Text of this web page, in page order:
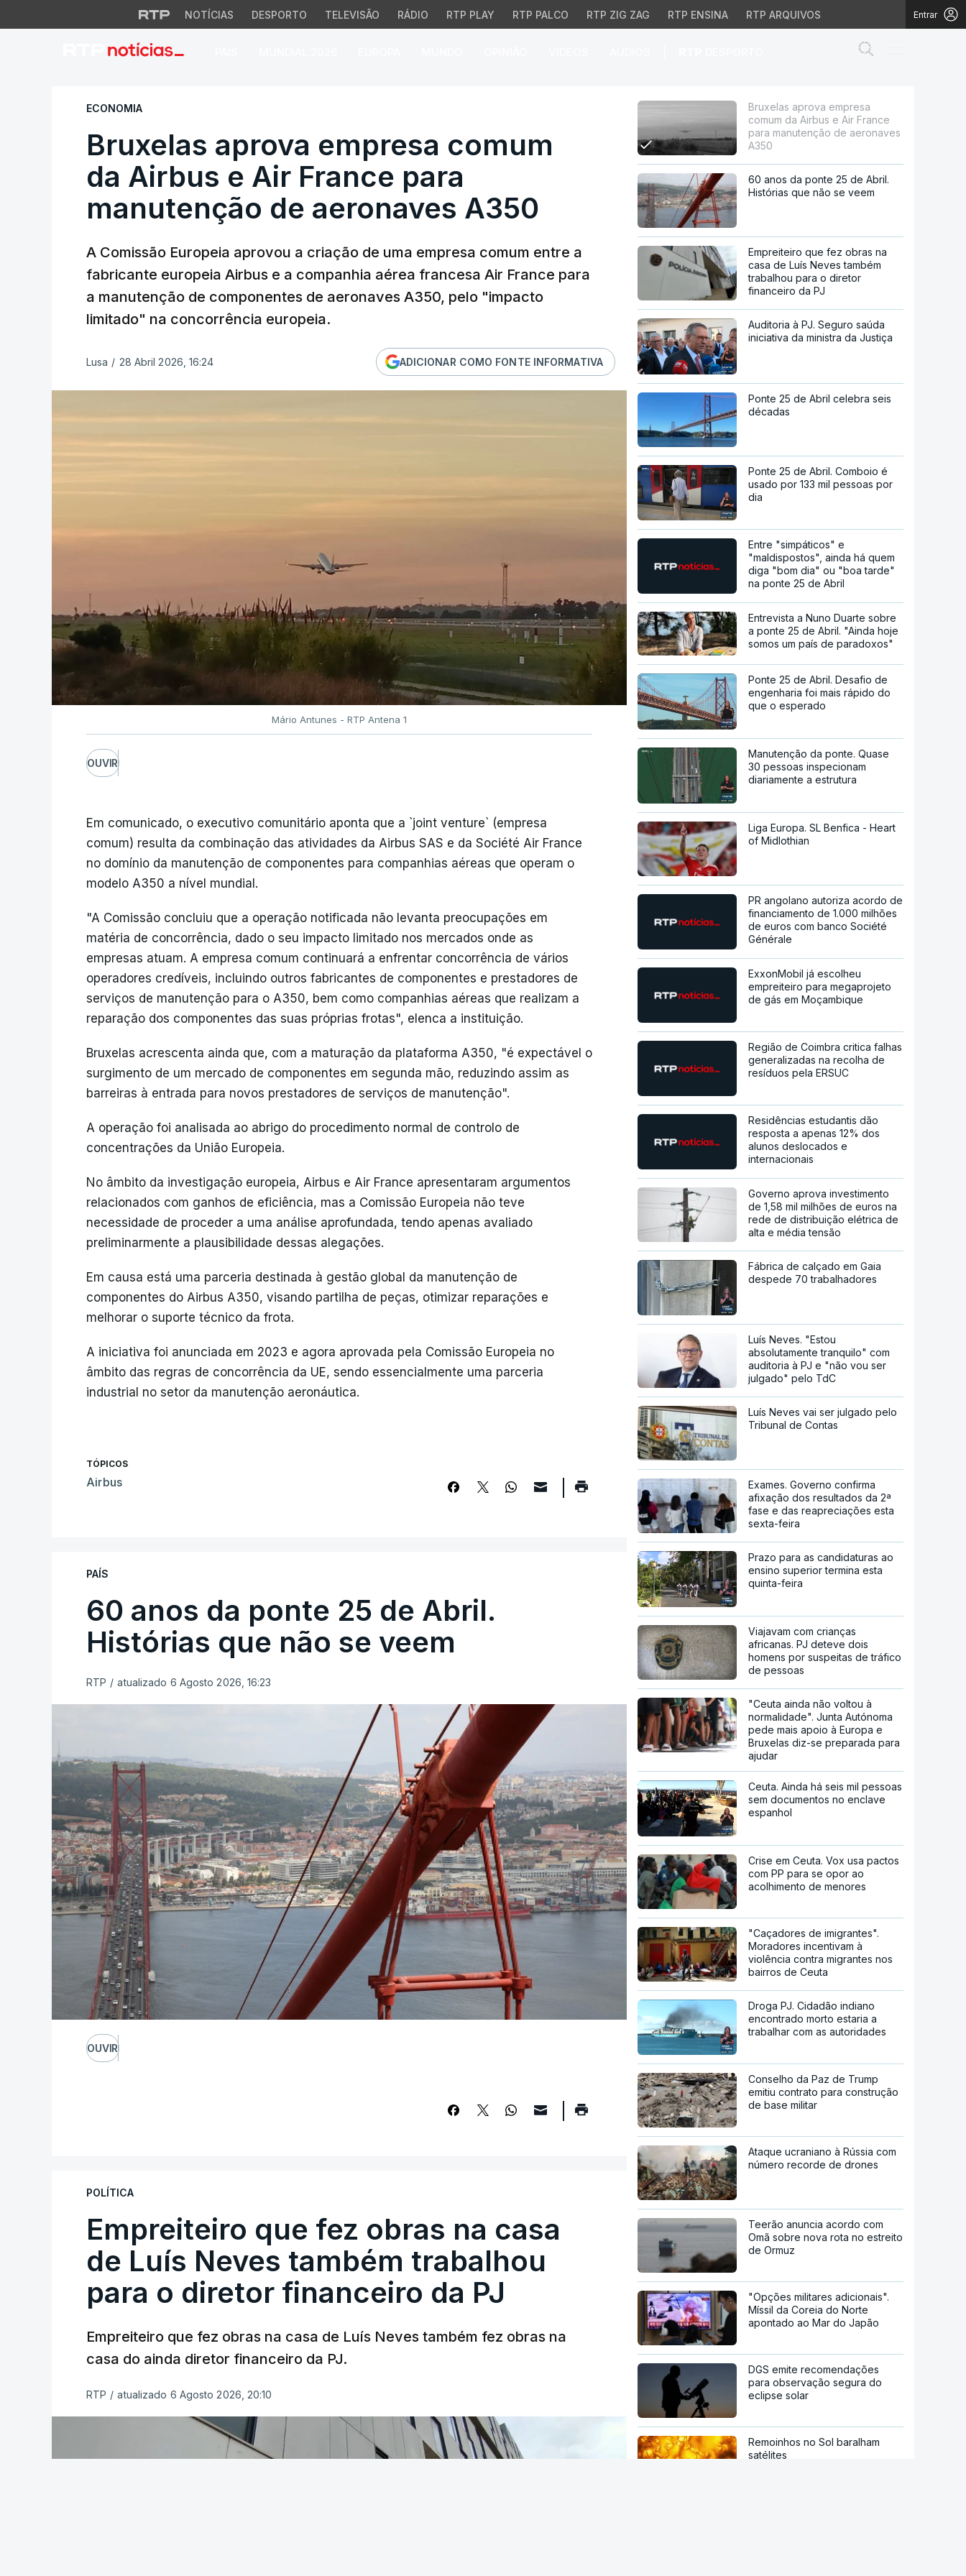
NOTÍCIAS DESPORTO TELEVISÃO RÁDIO RTP PLAY RTP PALCO RTP ZIG ZAG RTP ENSINA RTP ARQUIVOS Entrar
Bruxelas aprova empresa comum da Airbus e Air France para
ECONOMIA
Bruxelas aprova empresa comum
da Airbus e Air France para
manutenção de aeronaves A350
A Comissão Europeia aprovou a criação de uma empresa comum entre a
fabricante europeia Airbus e a companhia aérea francesa Air France para
a manutenção de componentes de aeronaves A350, pelo "impacto
limitado" na concorrência europeia.
Lusa / 28 Abril 2026, 16:24 ADICIONAR COMO FONTE INFORMATIVA
Mário Antunes - RTP Antena 1
OUVIR
Em comunicado, o executivo comunitário aponta que a `joint venture` (empresa
comum) resulta da combinação das atividades da Airbus SAS e da Société Air France
no domínio da manutenção de componentes para companhias aéreas que operam o
modelo A350 a nível mundial.
"A Comissão concluiu que a operação notificada não levanta preocupações em
matéria de concorrência, dado o seu impacto limitado nos mercados onde as
empresas atuam. A empresa comum continuará a enfrentar concorrência de vários
operadores credíveis, incluindo outros fabricantes de componentes e prestadores de
serviços de manutenção para o A350, bem como companhias aéreas que realizam a
reparação dos componentes das suas próprias frotas", elenca a instituição.
Bruxelas acrescenta ainda que, com a maturação da plataforma A350, "é expectável o
surgimento de um mercado de componentes em segunda mão, reduzindo assim as
barreiras à entrada para novos prestadores de serviços de manutenção".
A operação foi analisada ao abrigo do procedimento normal de controlo de
concentrações da União Europeia.
No âmbito da investigação europeia, Airbus e Air France apresentaram argumentos
relacionados com ganhos de eficiência, mas a Comissão Europeia não teve
necessidade de proceder a uma análise aprofundada, tendo apenas avaliado
preliminarmente a plausibilidade dessas alegações.
Em causa está uma parceria destinada à gestão global da manutenção de
componentes do Airbus A350, visando partilha de peças, otimizar reparações e
melhorar o suporte técnico da frota.
A iniciativa foi anunciada em 2023 e agora aprovada pela Comissão Europeia no
âmbito das regras de concorrência da UE, sendo essencialmente uma parceria
industrial no setor da manutenção aeronáutica.
TÓPICOS
Airbus
PAÍS
60 anos da ponte 25 de Abril.
Histórias que não se veem
RTP / atualizado 6 Agosto 2026, 16:23
OUVIR
POLÍTICA
Empreiteiro que fez obras na casa
de Luís Neves também trabalhou
para o diretor financeiro da PJ
Empreiteiro que fez obras na casa de Luís Neves também fez obras na
casa do ainda diretor financeiro da PJ.
RTP / atualizado 6 Agosto 2026, 20:10
Bruxelas aprova empresa
comum da Airbus e Air France
para manutenção de aeronaves
A350
60 anos da ponte 25 de Abril.
Histórias que não se veem
Empreiteiro que fez obras na
casa de Luís Neves também
trabalhou para o diretor
financeiro da PJ
Auditoria à PJ. Seguro saúda
iniciativa da ministra da Justiça
Ponte 25 de Abril celebra seis
décadas
Ponte 25 de Abril. Comboio é
usado por 133 mil pessoas por
dia
Entre "simpáticos" e
"maldispostos", ainda há quem
diga "bom dia" ou "boa tarde"
na ponte 25 de Abril
Entrevista a Nuno Duarte sobre
a ponte 25 de Abril. "Ainda hoje
somos um país de paradoxos"
Ponte 25 de Abril. Desafio de
engenharia foi mais rápido do
que o esperado
Manutenção da ponte. Quase
30 pessoas inspecionam
diariamente a estrutura
Liga Europa. SL Benfica - Heart
of Midlothian
PR angolano autoriza acordo de
financiamento de 1.000 milhões
de euros com banco Société
Générale
ExxonMobil já escolheu
empreiteiro para megaprojeto
de gás em Moçambique
Região de Coimbra critica falhas
generalizadas na recolha de
resíduos pela ERSUC
Residências estudantis dão
resposta a apenas 12% dos
alunos deslocados e
internacionais
Governo aprova investimento
de 1,58 mil milhões de euros na
rede de distribuição elétrica de
alta e média tensão
Fábrica de calçado em Gaia
despede 70 trabalhadores
Luís Neves. "Estou
absolutamente tranquilo" com
auditoria à PJ e "não vou ser
julgado" pelo TdC
Luís Neves vai ser julgado pelo
Tribunal de Contas
Exames. Governo confirma
afixação dos resultados da 2ª
fase e das reapreciações esta
sexta-feira
Prazo para as candidaturas ao
ensino superior termina esta
quinta-feira
Viajavam com crianças
africanas. PJ deteve dois
homens por suspeitas de tráfico
de pessoas
"Ceuta ainda não voltou à
normalidade". Junta Autónoma
pede mais apoio à Europa e
Bruxelas diz-se preparada para
ajudar
Ceuta. Ainda há seis mil pessoas
sem documentos no enclave
espanhol
Crise em Ceuta. Vox usa pactos
com PP para se opor ao
acolhimento de menores
"Caçadores de imigrantes".
Moradores incentivam à
violência contra migrantes nos
bairros de Ceuta
Droga PJ. Cidadão indiano
encontrado morto estaria a
trabalhar com as autoridades
Conselho da Paz de Trump
emitiu contrato para construção
de base militar
Ataque ucraniano à Rússia com
número recorde de drones
Teerão anuncia acordo com
Omã sobre nova rota no estreito
de Ormuz
"Opções militares adicionais".
Míssil da Coreia do Norte
apontado ao Mar do Japão
DGS emite recomendações
para observação segura do
eclipse solar
Remoinhos no Sol baralham
satélites